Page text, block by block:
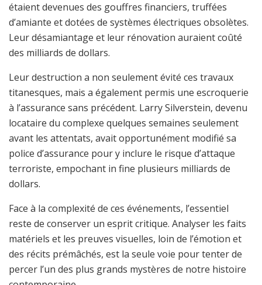
étaient devenues des gouffres financiers, truffées
d’amiante et dotées de systèmes électriques obsolètes.
Leur désamiantage et leur rénovation auraient coûté
des milliards de dollars.
Leur destruction a non seulement évité ces travaux
titanesques, mais a également permis une escroquerie
à l’assurance sans précédent. Larry Silverstein, devenu
locataire du complexe quelques semaines seulement
avant les attentats, avait opportunément modifié sa
police d’assurance pour y inclure le risque d’attaque
terroriste, empochant in fine plusieurs milliards de
dollars.
Face à la complexité de ces événements, l’essentiel
reste de conserver un esprit critique. Analyser les faits
matériels et les preuves visuelles, loin de l’émotion et
des récits prémâchés, est la seule voie pour tenter de
percer l’un des plus grands mystères de notre histoire